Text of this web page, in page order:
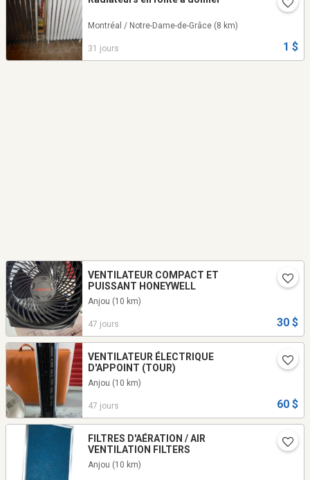
Montréal / Notre-Dame-de-Grâce (8 km)
31 jours 1 $
VENTILATEUR COMPACT ET
PUISSANT HONEYWELL
Anjou (10 km)
47 jours 30 $
VENTILATEUR ÉLECTRIQUE
D'APPOINT (TOUR)
Anjou (10 km)
47 jours 60 $
FILTRES D'AÉRATION / AIR
VENTILATION FILTERS
Anjou (10 km)